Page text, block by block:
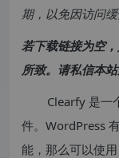
期，以免因访问
若下载链接为空
所致。请私信本
Clearfy 是一
件。WordPress
能，那么可以使